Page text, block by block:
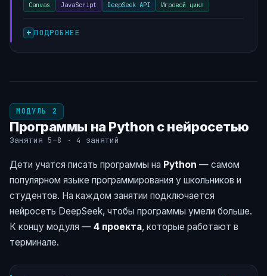
Canvas JavaScript DeepSeek API Игровой цикл
ПОДРОБНЕЕ
МОДУЛЬ 2
Программы на Python с нейросетью
Занятия 5–8 · 4 занятий
Дети учатся писать программы на Python — самом
популярном языке программирования у школьников и
студентов. На каждом занятии подключается
нейросеть DeepSeek, чтобы программы умели больше.
К концу модуля — 4 проекта, которые работают в
терминале.